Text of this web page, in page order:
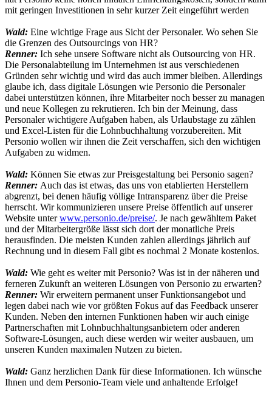
mit geringen Investitionen in sehr kurzer Zeit eingeführt werden
Wald: Eine wichtige Frage aus Sicht der Personaler. Wo sehen Sie
die Grenzen des Outsourcings von HR?
Renner: Ich sehe unsere Software nicht als Outsourcing von HR.
Die Personalabteilung im Unternehmen ist aus verschiedenen
Gründen sehr wichtig und wird das auch immer bleiben. Allerdings
glaube ich, dass digitale Lösungen wie Personio die Personaler
dabei unterstützen können, ihre Mitarbeiter noch besser zu managen
und neue Kollegen zu rekrutieren. Ich bin der Meinung, dass
Personaler wichtigere Aufgaben haben, als Urlaubstage zu zählen
und Excel-Listen für die Lohnbuchhaltung vorzubereiten. Mit
Personio wollen wir ihnen die Zeit verschaffen, sich den wichtigen
Aufgaben zu widmen.
Wald: Können Sie etwas zur Preisgestaltung bei Personio sagen?
Renner: Auch das ist etwas, das uns von etablierten Herstellern
abgrenzt, bei denen häufig völlige Intransparenz über die Preise
herrscht. Wir kommunizieren unsere Preise öffentlich auf unserer
Website unterwww.personio.de/preise/. Je nach gewähltem Paket
und der Mitarbeitergröße lässt sich dort der monatliche Preis
herausfinden. Die meisten Kunden zahlen allerdings jährlich auf
Rechnung und in diesem Fall gibt es nochmal 2 Monate kostenlos.
Wald: Wie geht es weiter mit Personio? Was ist in der näheren und
ferneren Zukunft an weiteren Lösungen von Personio zu erwarten?
Renner: Wir erweitern permanent unser Funktionsangebot und
legen dabei nach wie vor größten Fokus auf das Feedback unserer
Kunden. Neben den internen Funktionen haben wir auch einige
Partnerschaften mit Lohnbuchhaltungsanbietern oder anderen
Software-Lösungen, auch diese werden wir weiter ausbauen, um
unseren Kunden maximalen Nutzen zu bieten.
Wald: Ganz herzlichen Dank für diese Informationen. Ich wünsche
Ihnen und dem Personio-Team viele und anhaltende Erfolge!